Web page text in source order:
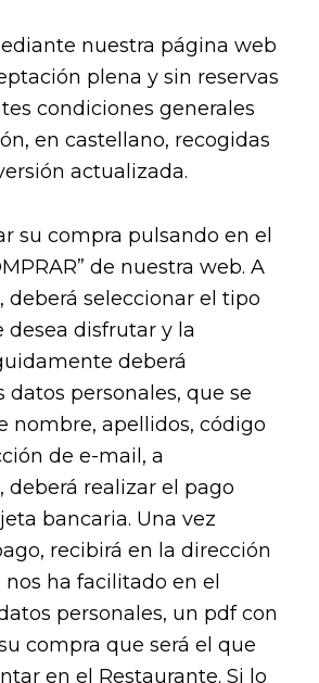
nuestra página web
plena y sin reservas
condiciones generales
en castellano, recogidas
actualizada.
su compra pulsando en el
de nuestra web. A
deberá seleccionar el tipo
disfrutar y la
deberá
datos personales, que se
nombre, apellidos, código
de e-mail, a
deberá realizar el pago
bancaria. Una vez
recibirá en la dirección
ha facilitado en el
personales, un pdf con
compra que será el que
en el Restaurante. Si lo